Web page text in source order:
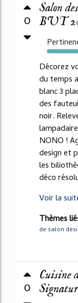
0
Salon
BUT
107%
Décorez
du temps
blanc 3
des
noir.
NONO !
design et
les
déco
Voir la
Thèmes
de salon
0
Cuisine